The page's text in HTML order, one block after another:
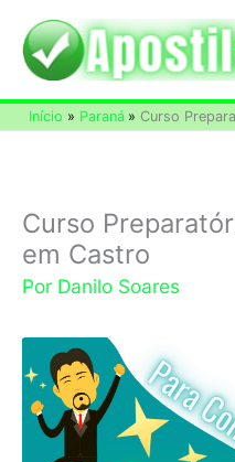
para
conteúdo
Início Paraná Curso
Curso
em Castro
Por Danilo Soares